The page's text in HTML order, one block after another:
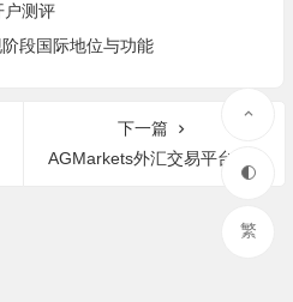
户测评
段国际地位与功能
下一篇
AGMarkets外汇交易平台开户测评
繁